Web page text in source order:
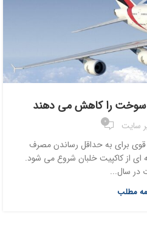
سوخت را کاهش می دهند
سایت 0
قوی برای به حداقل رساندن مصرف
ای از کاکپیت خلبان شروع می شود.
در سال...
مطلب